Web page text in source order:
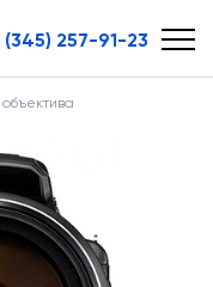
(345) 257-91-23